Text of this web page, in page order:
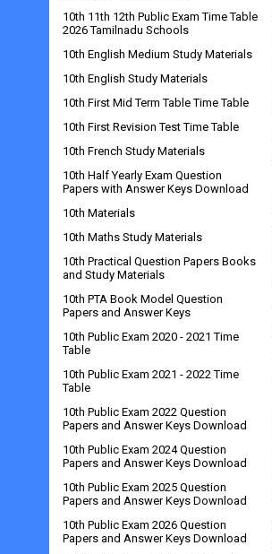
10th 11th 12th Public Exam Time Table
2026 Tamilnadu Schools
10th English Medium Study Materials
10th English Study Materials
10th First Mid Term Table Time Table
10th First Revision Test Time Table
10th French Study Materials
10th Half Yearly Exam Question
Papers with Answer Keys Download
10th Materials
10th Maths Study Materials
10th Practical Question Papers Books
and Study Materials
10th PTA Book Model Question
Papers and Answer Keys
10th Public Exam 2020 - 2021 Time
Table
10th Public Exam 2021 - 2022 Time
Table
10th Public Exam 2022 Question
Papers and Answer Keys Download
10th Public Exam 2024 Question
Papers and Answer Keys Download
10th Public Exam 2025 Question
Papers and Answer Keys Download
10th Public Exam 2026 Question
Papers and Answer Keys Download